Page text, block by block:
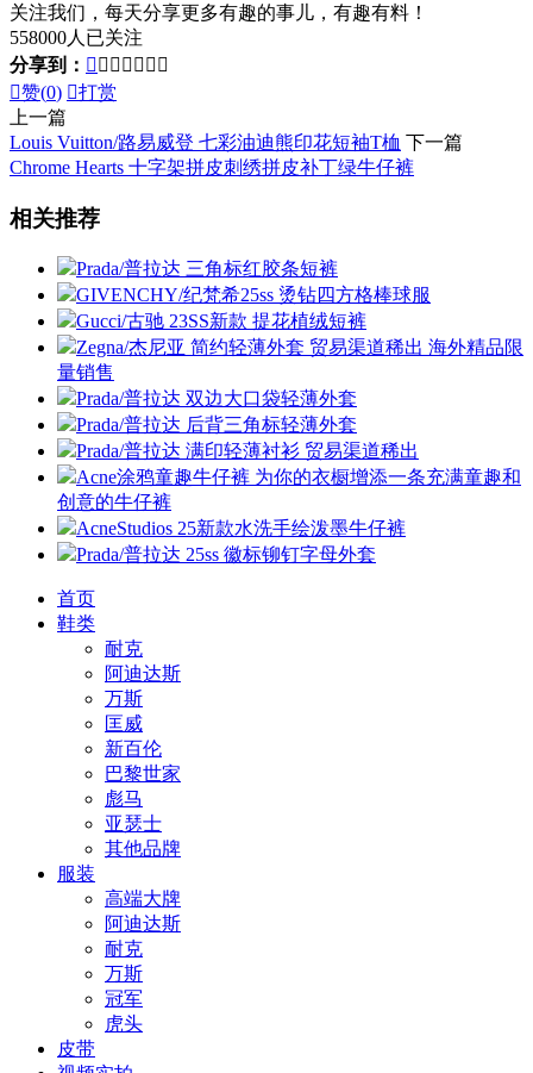
关注我们，每天分享更多有趣的事儿，有趣有料！
558000人已关注
分享到：       
赞(0) 打赏
上一篇
Louis Vuitton/路易威登 七彩油迪熊印花短袖T桖 下一篇
Chrome Hearts 十字架拼皮刺绣拼皮补丁绿牛仔裤
相关推荐
Prada/普拉达 三角标红胶条短裤
GIVENCHY/纪梵希25ss 烫钻四方格棒球服
Gucci/古驰 23SS新款 提花植绒短裤
Zegna/杰尼亚 简约轻薄外套 贸易渠道稀出 海外精品限
量销售
Prada/普拉达 双边大口袋轻薄外套
Prada/普拉达 后背三角标轻薄外套
Prada/普拉达 满印轻薄衬衫 贸易渠道稀出
Acne涂鸦童趣牛仔裤 为你的衣橱增添一条充满童趣和
创意的牛仔裤
AcneStudios 25新款水洗手绘泼墨牛仔裤
Prada/普拉达 25ss 徽标铆钉字母外套
首页
鞋类
耐克
阿迪达斯
万斯
匡威
新百伦
巴黎世家
彪马
亚瑟士
其他品牌
服装
高端大牌
阿迪达斯
耐克
万斯
冠军
虎头
皮带